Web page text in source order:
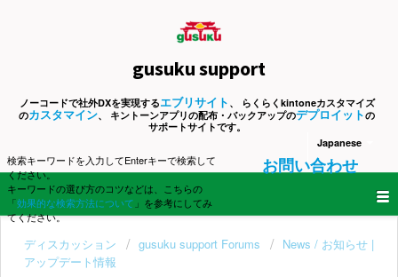
gusuku support
ノーコードで社外DXを実現するエブリサイト 、 らくらくkintoneカスタマイズ
のカスタマイン、 キントーンアプリの配布・バックアップのデプロイットの
サポートサイトです。
Japanese
検索キーワードを入力してEnterキーで検索して
ください。
キーワードの選び方のコツなどは、こちらの
「効果的な検索方法について 」を参考にしてみ
てください。
お問い合わせ
ディスカッション gusuku support Forums
News / お知らせ |
アップデート情報